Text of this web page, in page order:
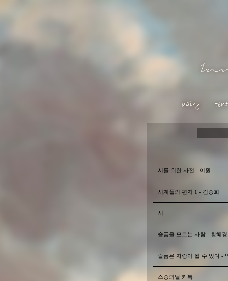
시를 위한 사전 - 이원
시계풀의 편지 1 - 김승희
시
슬픔을 모르는 사람 - 황혜경
슬픔은 자랑이 될 수 있다 -
스승의날 카톡